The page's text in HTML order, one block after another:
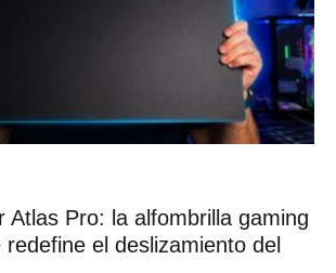
Atlas Pro: la alfombrilla gaming
el deslizamiento del